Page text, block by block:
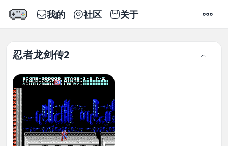
我的 社区 关于 设置
忍者龙剑传2